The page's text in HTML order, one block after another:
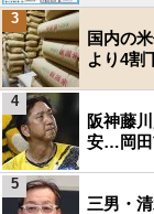
国内の
より4割
3
阪神藤
安…岡田
4
三男・
5